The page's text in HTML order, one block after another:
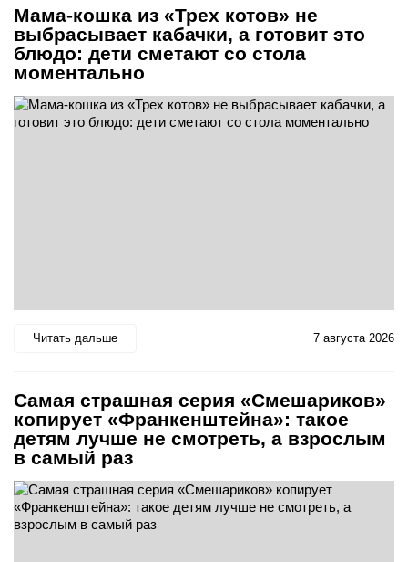
Мама-кошка из «Трех котов» не
выбрасывает кабачки, а готовит это
блюдо: дети сметают со стола
моментально
Читать дальше 7 августа 2026
Самая страшная серия «Смешариков»
копирует «Франкенштейна»: такое
детям лучше не смотреть, а взрослым
в самый раз